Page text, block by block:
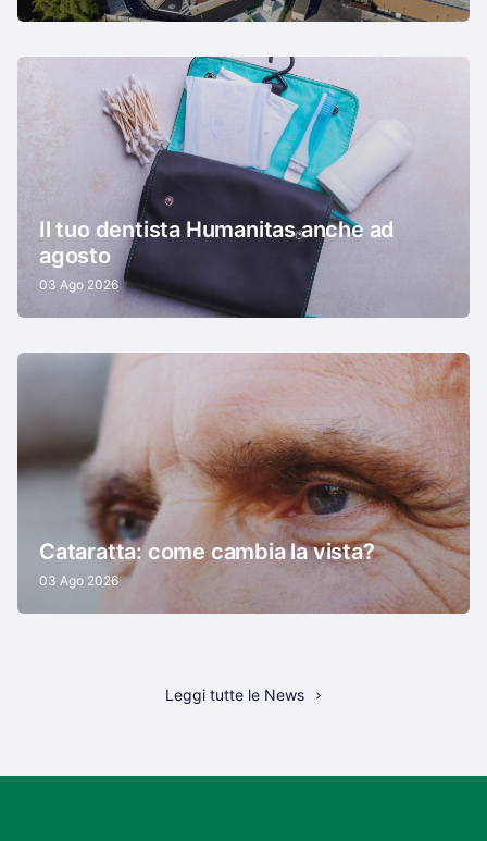
Il tuo dentista Humanitas anche ad
agosto
03 Ago 2026
Cataratta: come cambia la vista?
03 Ago 2026
Leggi tutte le News